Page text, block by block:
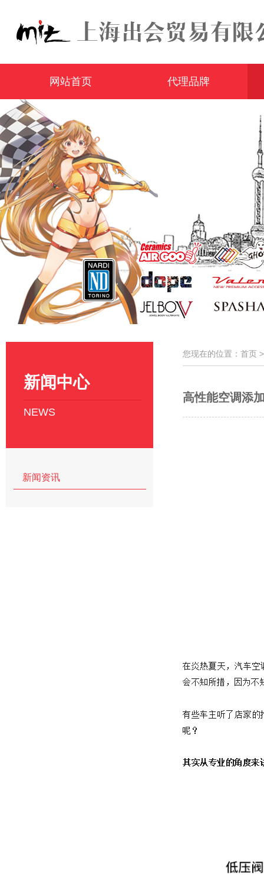
网站首页 代理品牌
新闻中心
NEWS
新闻资讯
您现在的位置：首页
高性能空调添